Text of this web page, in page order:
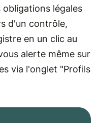
légales
d'un contrôle,
en un clic au
alerte même sur
via l'onglet "Profils